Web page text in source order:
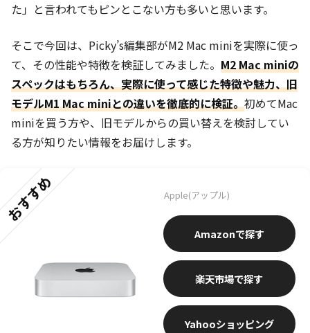
た」と言われてもピンとこない方も多いと思います。
そこで今回は、Picky’s編集部がM2 Mac miniを実際に使っ
て、その性能や特徴を検証してみました。 M2 Mac miniの
スペックはもちろん、実際に使って感じた特徴や魅力、旧
モデルM1 Mac miniとの違いを徹底的に検証。初めてMac
miniを買う方や、旧モデルからの買い替えを検討してい
る方が知りたい情報をお届けします。
おすすめ Apple(アップル)
楽天市場
Amazon
Yahooショッピング